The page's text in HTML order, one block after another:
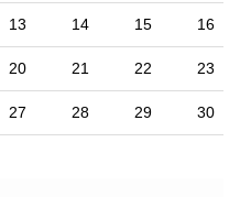
13 14 15 16
20 21 22 23
27 28 29 30